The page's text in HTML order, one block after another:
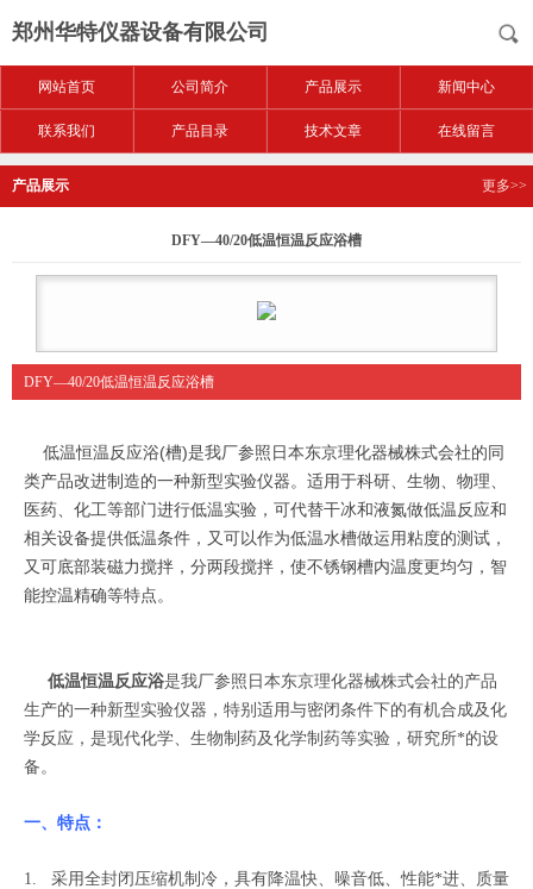
郑州华特仪器设备有限公司
网站首页 公司简介 产品展示 新闻中心
联系我们 产品目录 技术文章 在线留言
产品展示 更多>>
DFY—40/20低温恒温反应浴槽
DFY—40/20低温恒温反应浴槽
低温恒温反应浴(槽)是我厂参照日本东京理化器械株式会社的同
类产品改进制造的一种新型实验仪器。适用于科研、生物、物理、
医药、化工等部门进行低温实验，可代替干冰和液氮做低温反应和
相关设备提供低温条件，又可以作为低温水槽做运用粘度的测试，
又可底部装磁力搅拌，分两段搅拌，使不锈钢槽内温度更均匀，智
能控温精确等特点。
低温恒温反应浴是我厂参照日本东京理化器械株式会社的产品
生产的一种新型实验仪器，特别适用与密闭条件下的有机合成及化
学反应，是现代化学、生物制药及化学制药等实验，研究所*的设
备。
一、特点：
1. 采用全封闭压缩机制冷，具有降温快、噪音低、性能*进、质量